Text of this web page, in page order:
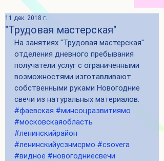
"Трудовая мастерская"
11 дек. 2018 г.
На занятиях "Трудовая мастерская"
отделения дневного пребывания
получатели услуг с ограниченными
возможностями изготавливают
собственными руками Новогодние
свечи из натуральных материалов.
#фаевская #минсоцразвитиямо
#московскаяобласть
#ленинскийрайон
#ленинскийусзнмсрмо #csovera
#видное #новогодниесвечи